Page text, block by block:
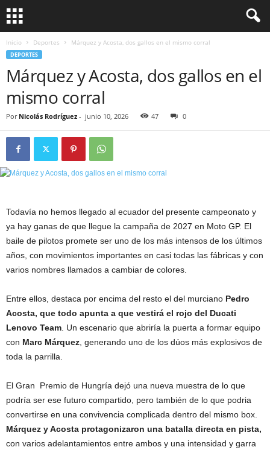
Inicio Deportes Márquez y Acosta, dos gallos en el mismo corral
DEPORTES
Márquez y Acosta, dos gallos en el
mismo corral
Por Nicolás Rodríguez - junio 10, 2026 47 0
Todavía no hemos llegado al ecuador del presente campeonato y
ya hay ganas de que llegue la campaña de 2027 en Moto GP. El
baile de pilotos promete ser uno de los más intensos de los últimos
años, con movimientos importantes en casi todas las fábricas y con
varios nombres llamados a cambiar de colores.
Entre ellos, destaca por encima del resto el del murciano Pedro
Acosta, que todo apunta a que vestirá el rojo del Ducati
Lenovo Team . Un escenario que abriría la puerta a formar equipo
con Marc Márquez , generando uno de los dúos más explosivos de
toda la parrilla.
El Gran Premio de Hungría dejó una nueva muestra de lo que
podría ser ese futuro compartido, pero también de lo que podria
convertirse en una convivencia complicada dentro del mismo box.
Márquez y Acosta protagonizaron una batalla directa en pista,
con varios adelantamientos entre ambos y una intensidad y garra